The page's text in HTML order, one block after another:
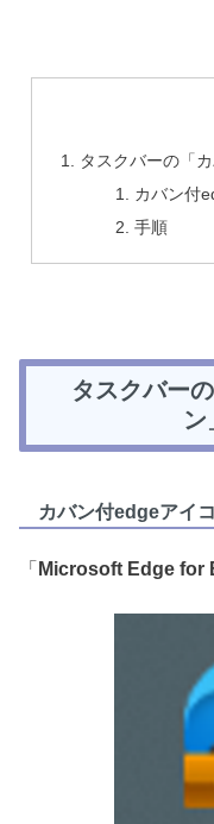
タスクバーの「
カバン付
手順
タスクバー
ン
カバン付edgeアイ
「 Microsoft Edge for